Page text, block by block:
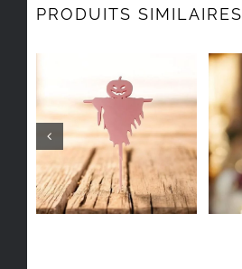
PRODUITS SIMILAIRES